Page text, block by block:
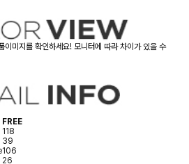
이미지를 확인하세요! 모니터에 따라 차이가 있을 수
FREE
118
39
106
26